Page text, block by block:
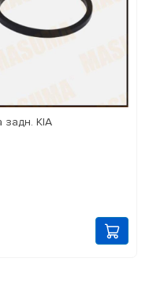
задн. KIA